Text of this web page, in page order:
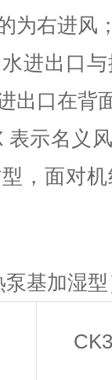
为右进风
出口与
出口在背
表示名义
，面对
基加湿